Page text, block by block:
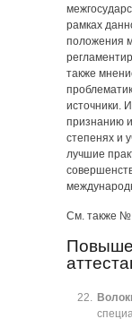
рамках
положения
также
источники.
признанию
степенях и
лучшие
См. также №